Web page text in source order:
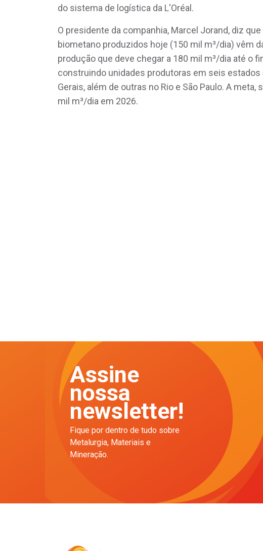
do sistema de logística da L'Oréal.
O presidente da companhia, Marcel Jorand, diz
biometano produzidos hoje (150 mil m³/dia) vêm
produção que deve chegar a 180 mil m³/dia até o
construindo unidades produtoras em seis estados
Gerais, além de outras no Rio e São Paulo. A
mil m³/dia em 2026.
Assine
nossa
newsletter!
Fique por dentro de tudo sobre
Metalurgia, Materiais e
Mineração.